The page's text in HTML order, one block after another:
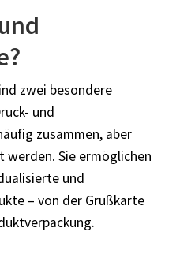
zwei besondere
und
zusammen, aber
werden. Sie ermöglichen
und
– von der Grußkarte